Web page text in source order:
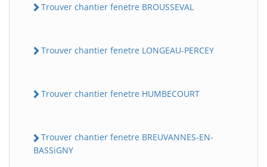
Trouver chantier fenetre BROUSSEVAL
Trouver chantier fenetre LONGEAU-PERCEY
Trouver chantier fenetre HUMBECOURT
Trouver chantier fenetre BREUVANNES-EN-
BASSiGNY